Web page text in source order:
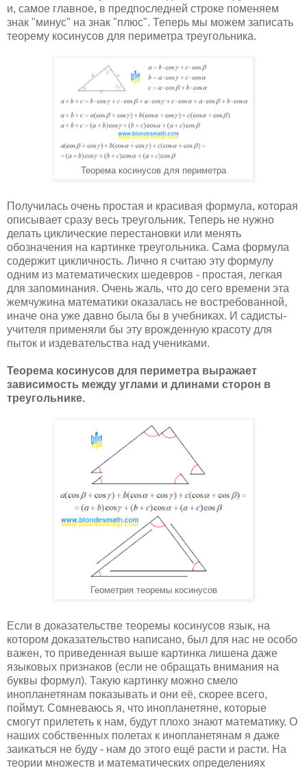
и, самое главное, в предпоследней строке поменяем
знак "минус" на знак "плюс". Теперь мы можем записать
теорему косинусов для периметра треугольника.
Теорема косинусов для периметра
Получилась очень простая и красивая формула, которая
описывает сразу весь треугольник. Теперь не нужно
делать циклические перестановки или менять
обозначения на картинке треугольника. Сама формула
содержит цикличность. Лично я считаю эту формулу
одним из математических шедевров - простая, легкая
для запоминания. Очень жаль, что до сего времени эта
жемчужина математики оказалась не востребованной,
иначе она уже давно была бы в учебниках. И садисты-
учителя применяли бы эту врожденную красоту для
пыток и издевательства над учениками.
Теорема косинусов для периметра выражает
зависимость между углами и длинами сторон в
треугольнике.
Геометрия теоремы косинусов
Если в доказательстве теоремы косинусов язык, на
котором доказательство написано, был для нас не особо
важен, то приведенная выше картинка лишена даже
языковых признаков (если не обращать внимания на
буквы формул). Такую картинку можно смело
инопланетянам показывать и они её, скорее всего,
поймут. Сомневаюсь я, что инопланетяне, которые
смогут прилететь к нам, будут плохо знают математику. О
наших собственных полетах к инопланетянам я даже
заикаться не буду - нам до этого ещё расти и расти. На
теории множеств и математических определениях